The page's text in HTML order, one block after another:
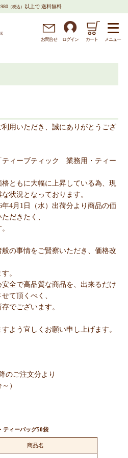
（税込） 以上で 送料無料
お問合せ ログイン カート メニュー
用いただき、誠にありがとうござ
ティーブティック 業務用・ティー
ともに大幅に上昇している為、現
状況となっております。
4月1日（水）出荷分より商品の価
だきたく、
の事情をご賢察いただき、価格改
。
全で高品質な商品を、出来るだけ
て頂くべく、
でございます。
よう宜しくお願い申し上げます。
のご注文分より
）
ィーバッグ50袋
商品名